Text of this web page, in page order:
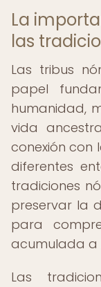
La
las
Las tribus
papel
humanidad,
vida
conexión
diferentes
tradiciones
preservar la
para
acumulada a
Las